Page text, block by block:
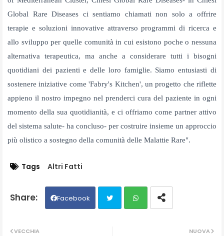
Global Rare Diseases ci sentiamo chiamati non solo a offrire
terapie e soluzioni innovative attraverso programmi di ricerca e
allo sviluppo per quelle comunità in cui esistono poche o nessuna
alternativa terapeutica, ma anche a considerare tutti i bisogni
quotidiani dei pazienti e delle loro famiglie. Siamo entusiasti di
sostenere iniziative come 'Fabry's Kitchen', un progetto che riflette
appieno il nostro impegno nel prenderci cura del paziente in ogni
momento della sua quotidianità, e ci offriamo come partner attivo
del sistema salute- ha concluso- per costruire insieme un approccio
più olistico a sostegno della comunità delle Malattie Rare".
Tags Altri Fatti
Facebook
NUOVA
VECCHIA